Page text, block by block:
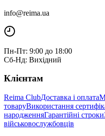
info@reima.ua
Пн-Пт: 9:00 до 18:00
Сб-Нд: Вихідний
Клієнтам
Reima ClubДоставка і оплата
товаруВикористання
народженняГарантійні строки
військовослужбовців